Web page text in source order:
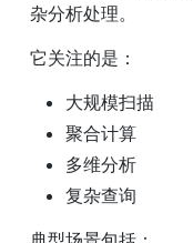
杂分析处理。
它关注的是：
大规模扫描
聚合计算
多维分析
复杂查询